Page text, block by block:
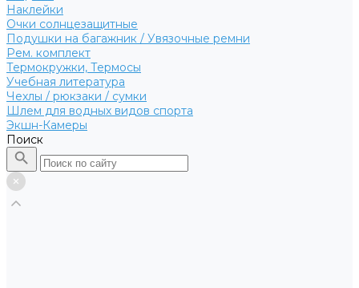
Наклейки
Очки солнцезащитные
Подушки на багажник / Увязочные ремни
Рем. комплект
Термокружки, Термосы
Учебная литература
Чехлы / рюкзаки / сумки
Шлем для водных видов спорта
Экшн-Камеры
Поиск